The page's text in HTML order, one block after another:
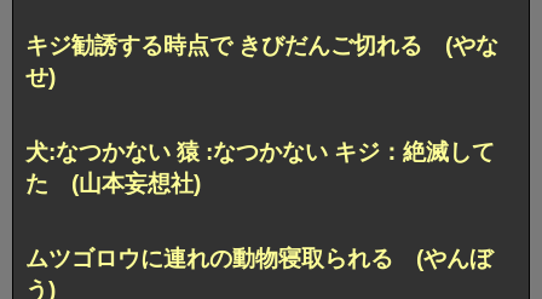
キジ勧誘する時点で きびだんご切れる (やな
せ)
犬:なつかない 猿 :なつかない キジ：絶滅して
た (山本妄想社)
ムツゴロウに連れの動物寝取られる (やんぼ
う)